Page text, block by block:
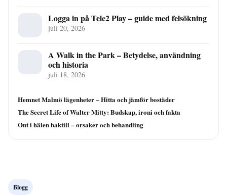
Blogg
Logga in på Tele2 Play – guide med felsökning
juli 20, 2026
A Walk in the Park – Betydelse, användning
och historia
juli 18, 2026
Hemnet Malmö lägenheter – Hitta och jämför bostäder
The Secret Life of Walter Mitty: Budskap, ironi och fakta
Ont i hälen baktill – orsaker och behandling